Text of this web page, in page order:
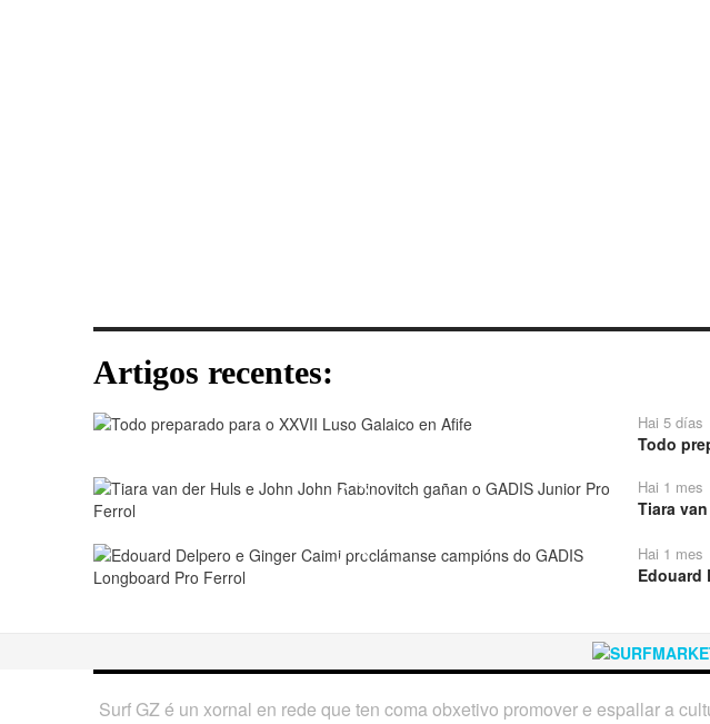
Artigos recentes:
Hai 5 días
Todo
Play
Hai 1 mes
Tiara
Play
Hai 1 mes
Edouard
Surf GZ é un xornal en rede que ten coma obxetivo promover e espallar a